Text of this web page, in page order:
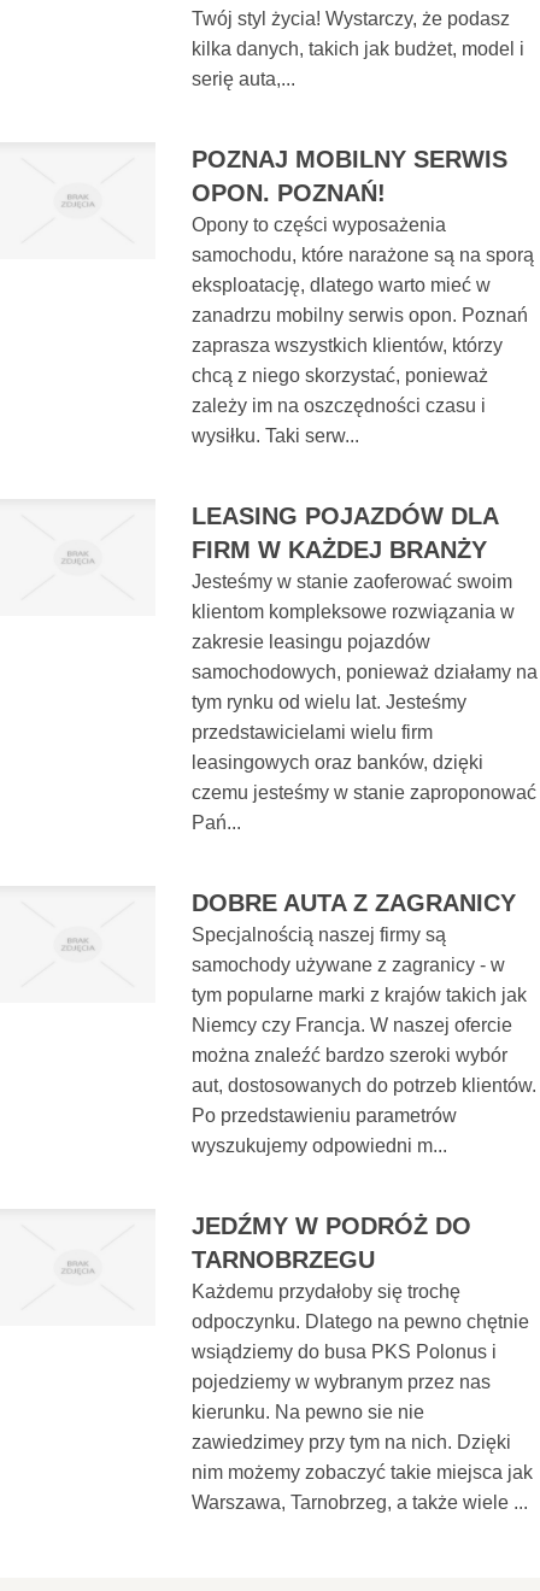
Twój styl życia! Wystarczy, że podasz
kilka danych, takich jak budżet, model i
serię auta,...
POZNAJ MOBILNY SERWIS
OPON. POZNAŃ!
Opony to części wyposażenia
samochodu, które narażone są na sporą
eksploatację, dlatego warto mieć w
zanadrzu mobilny serwis opon. Poznań
zaprasza wszystkich klientów, którzy
chcą z niego skorzystać, ponieważ
zależy im na oszczędności czasu i
wysiłku. Taki serw...
LEASING POJAZDÓW DLA
FIRM W KAŻDEJ BRANŻY
Jesteśmy w stanie zaoferować swoim
klientom kompleksowe rozwiązania w
zakresie leasingu pojazdów
samochodowych, ponieważ działamy na
tym rynku od wielu lat. Jesteśmy
przedstawicielami wielu firm
leasingowych oraz banków, dzięki
czemu jesteśmy w stanie zaproponować
Pań...
DOBRE AUTA Z ZAGRANICY
Specjalnością naszej firmy są
samochody używane z zagranicy - w
tym popularne marki z krajów takich jak
Niemcy czy Francja. W naszej ofercie
można znaleźć bardzo szeroki wybór
aut, dostosowanych do potrzeb klientów.
Po przedstawieniu parametrów
wyszukujemy odpowiedni m...
JEDŹMY W PODRÓŻ DO
TARNOBRZEGU
Każdemu przydałoby się trochę
odpoczynku. Dlatego na pewno chętnie
wsiądziemy do busa PKS Polonus i
pojedziemy w wybranym przez nas
kierunku. Na pewno sie nie
zawiedzimey przy tym na nich. Dzięki
nim możemy zobaczyć takie miejsca jak
Warszawa, Tarnobrzeg, a także wiele ...